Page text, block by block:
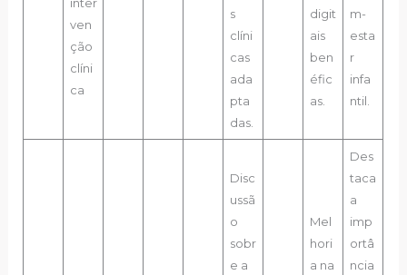
inter
ven
ção
clíni
ca
s
clíni
cas
ada
pta
das.
digit
ais
ben
éfic
as.
m-
esta
r
infa
ntil.
Disc
ussã
o
sobr
e a
Mel
hori
a na
Des
taca
a
imp
ortâ
ncia